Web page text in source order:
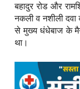
बहादुर रोड और
नकली व नशीली
से मुख्य धंधेबाज के
था।